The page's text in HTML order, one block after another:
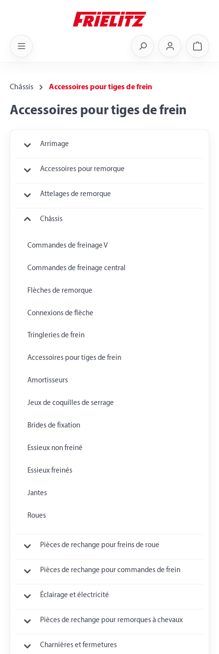
Châssis Accessoires pour tiges de frein
Accessoires pour tiges de frein
Arrimage
Accessoires pour remorque
Attelages de remorque
Châssis
Commandes de freinage V
Commandes de freinage central
Flèches de remorque
Connexions de flèche
Tringleries de frein
Accessoires pour tiges de frein
Amortisseurs
Jeux de coquilles de serrage
Brides de fixation
Essieux non freiné
Essieux freinés
Jantes
Roues
Pièces de rechange pour freins de roue
Pièces de rechange pour commandes de frein
Éclairage et électricité
Pièces de rechange pour remorques à chevaux
Charnières et fermetures